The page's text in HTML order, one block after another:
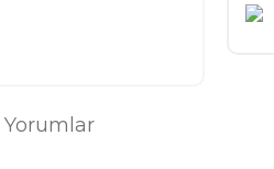
Yorumlar